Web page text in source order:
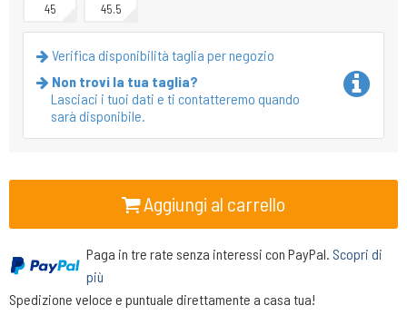
45 45.5
Verifica disponibilità taglia per negozio
Non trovi la tua taglia?
Lasciaci i tuoi dati e ti contatteremo quando
sarà disponibile.
Aggiungi al carrello
Paga in tre rate senza interessi con PayPal. Scopri di
più
Spedizione veloce e puntuale direttamente a casa tua!